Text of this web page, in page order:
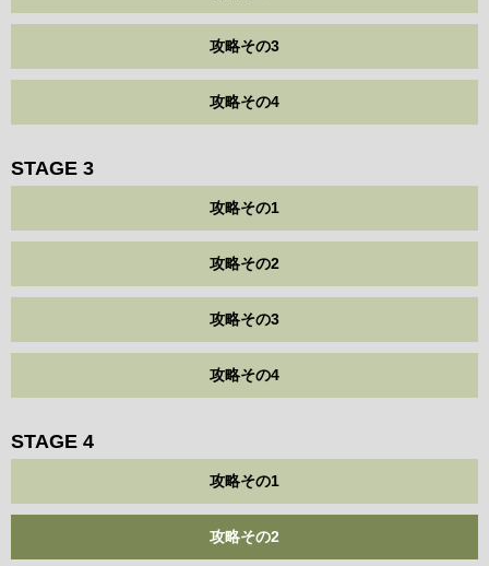
攻略その3
攻略その4
STAGE 3
攻略その1
攻略その2
攻略その3
攻略その4
STAGE 4
攻略その1
攻略その2